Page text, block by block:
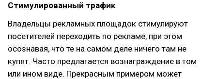
Стимулированный трафик
Владельцы рекламных площадок стимулируют
посетителей переходить по рекламе, при этом
осознавая, что те на самом деле ничего там не
купят. Часто предлагается вознаграждение в том
или ином виде. Прекрасным примером может